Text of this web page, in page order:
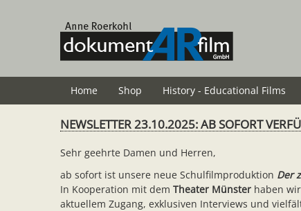
Home Shop History - Educational Films
NEWSLETTER 23.10.2025: AB SOFORT
Sehr geehrte Damen und Herren,
ab sofort ist unsere neue Schulfilmproduktion Der
In Kooperation mit dem Theater Münster haben
aktuellem Zugang, exklusiven Interviews und